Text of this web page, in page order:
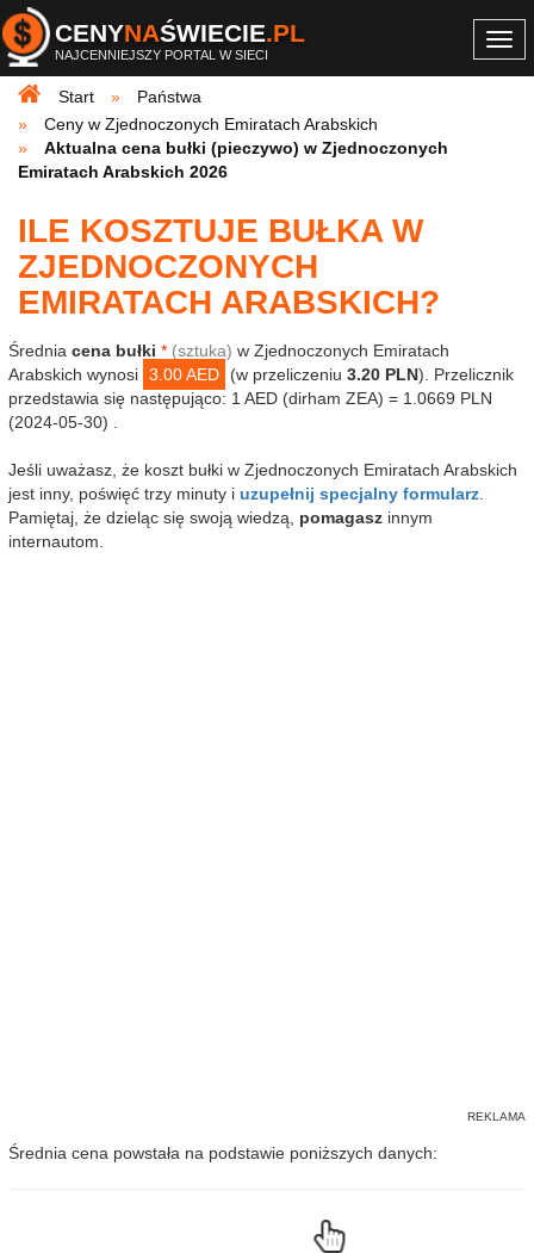
CENYNAŚWIECIE.PL
NAJCENNIEJSZY PORTAL W SIECI
Start
Państwa
Ceny w Zjednoczonych Emiratach Arabskich
Aktualna cena bułki (pieczywo) w Zjednoczonych
Emiratach Arabskich 2026
ILE KOSZTUJE BUŁKA W
ZJEDNOCZONYCH
EMIRATACH ARABSKICH?
Średnia cena bułki * (sztuka) w Zjednoczonych Emiratach
Arabskich wynosi 3.00 AED (w przeliczeniu 3.20 PLN). Przelicznik
przedstawia się następująco: 1 AED (dirham ZEA) = 1.0669 PLN
(2024-05-30) .
Jeśli uważasz, że koszt bułki w Zjednoczonych Emiratach Arabskich
jest inny, poświęć trzy minuty i uzupełnij specjalny formularz
Pamiętaj, że dzieląc się swoją wiedzą, pomagasz innym
internautom.
Średnia cena powstała na podstawie poniższych danych: